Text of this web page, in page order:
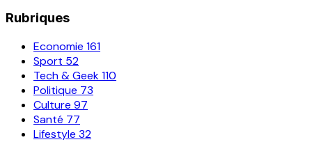
Rubriques
Economie 161
Sport 52
Tech & Geek110
Politique 73
Culture 97
Santé 77
Lifestyle 32